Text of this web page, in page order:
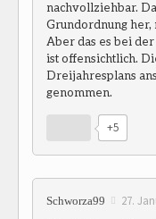
nachvollziehbar.
Grundordnung
Aber das es bei
ist offensichtlich.
Dreijahresplans
genommen.
+5
Schworza99 27.